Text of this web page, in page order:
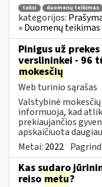
taksi duomenų teikimas
kategorijos:
» Duomenų teikimas
Pinigus už
verslininkei - 96
mokesčių
Web turinio sąrašas
Valstybinė
informuoja, kad
prekiaujančios
apskaičiuota
Metai: 2022
Kas sudaro
reiso metu?